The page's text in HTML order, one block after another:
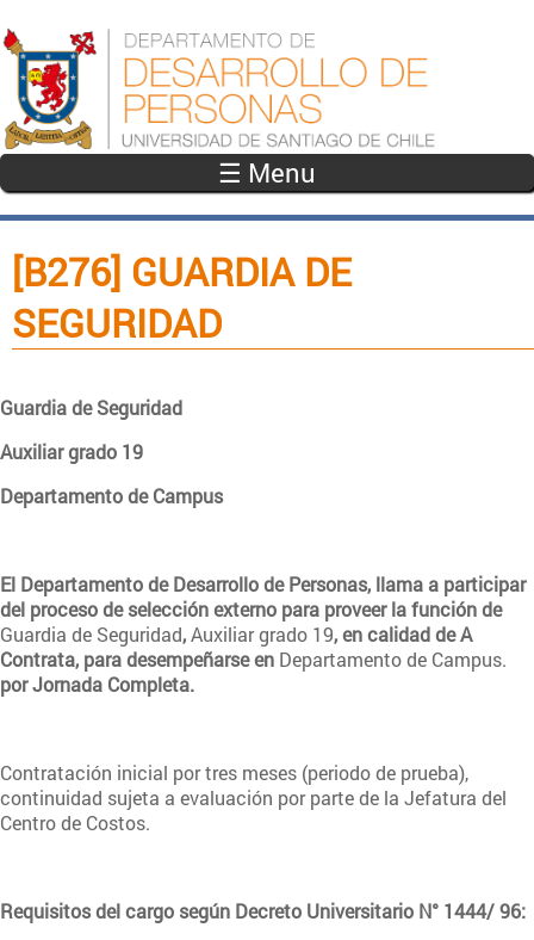
☰ Menu
[B276] GUARDIA DE
SEGURIDAD
Guardia de Seguridad
Auxiliar grado 19
Departamento de Campus
El Departamento de Desarrollo de Personas, llama a participar
del proceso de selección externo para proveer la función de
Guardia de Seguridad,Auxiliar grado 19, en calidad de A
Contrata, para desempeñarse en Departamento de Campus.
por Jornada Completa.
Contratación inicial por tres meses (periodo de prueba),
continuidad sujeta a evaluación por parte de la Jefatura del
Centro de Costos.
Requisitos del cargo según Decreto Universitario N° 1444/ 96: